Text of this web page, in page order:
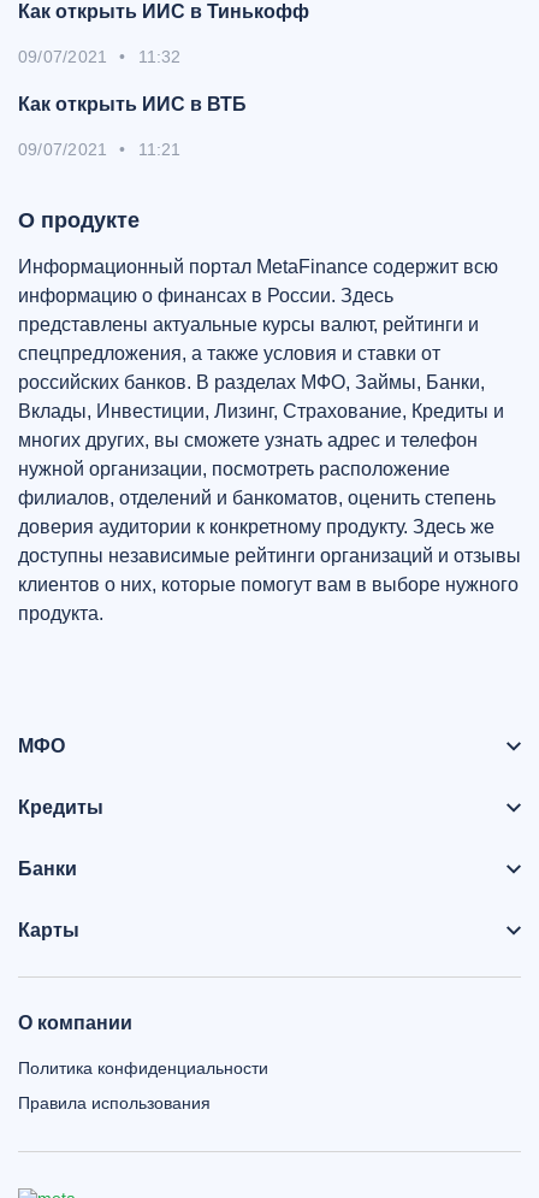
Как открыть ИИС в Тинькофф
09/07/2021 • 11:32
Как открыть ИИС в ВТБ
09/07/2021 • 11:21
О продукте
Информационный портал MetaFinance содержит всю
информацию о финансах в России. Здесь
представлены актуальные курсы валют, рейтинги и
спецпредложения, а также условия и ставки от
российских банков. В разделах МФО, Займы, Банки,
Вклады, Инвестиции, Лизинг, Страхование, Кредиты и
многих других, вы сможете узнать адрес и телефон
нужной организации, посмотреть расположение
филиалов, отделений и банкоматов, оценить степень
доверия аудитории к конкретному продукту. Здесь же
доступны независимые рейтинги организаций и отзывы
клиентов о них, которые помогут вам в выборе нужного
продукта.
МФО
Кредиты
Банки
Карты
О компании
Политика конфиденциальности
Правила использования